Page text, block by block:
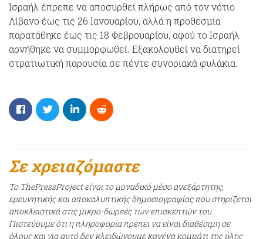
Ισραήλ έπρεπε να αποσυρθεί πλήρως από τον νότιο
Λίβανο έως τις 26 Ιανουαρίου, αλλά η προθεσμία
παρατάθηκε έως τις 18 Φεβρουαρίου, αφού το Ισραήλ
αρνήθηκε να συμμορφωθεί. Εξακολουθεί να διατηρεί
στρατιωτική παρουσία σε πέντε συνοριακά φυλάκια.
Σε χρειαζόμαστε
Το ThePressProject είναι το μοναδικό μέσο ανεξάρτητης,
ερευνητικής και αποκαλυπτικής δημοσιογραφίας που στηρίζεται
αποκλειστικά στις μικρο-δωρεές των επισκεπτών του.
Πιστεύουμε ότι η πληροφορία πρέπει να είναι διαθέσιμη σε
όλους και για αυτό δεν κλειδώνουμε κανένα κομμάτι της ύλης